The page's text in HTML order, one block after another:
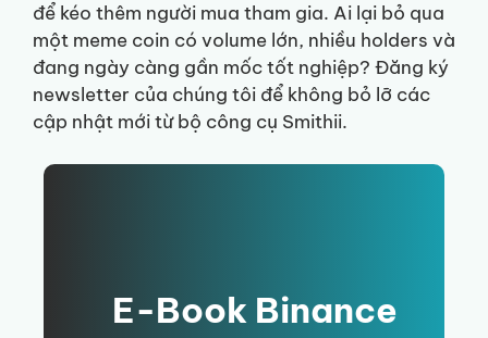
để kéo thêm người mua tham gia. Ai lại bỏ qua
một meme coin có volume lớn, nhiều holders và
đang ngày càng gần mốc tốt nghiệp? Đăng ký
newsletter của chúng tôi để không bỏ lỡ các
cập nhật mới từ bộ công cụ Smithii.
E-Book Binance